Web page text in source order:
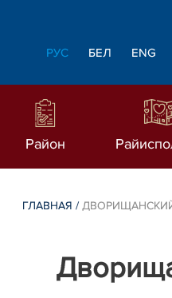
РУС БЕЛ ENG
Район
ГЛАВНАЯ /